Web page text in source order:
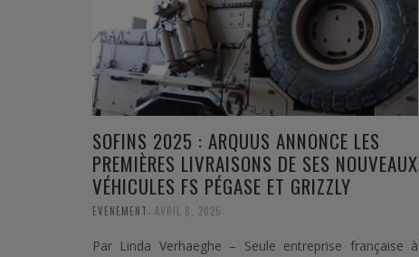
SOFINS 2025 : ARQUUS ANNONCE LES
PREMIÈRES LIVRAISONS DE SES NOUVEAUX
VÉHICULES FS PÉGASE ET GRIZZLY
EVENEMENT AVRIL 8, 2025
Par Linda Verhaeghe – Seule entreprise française à